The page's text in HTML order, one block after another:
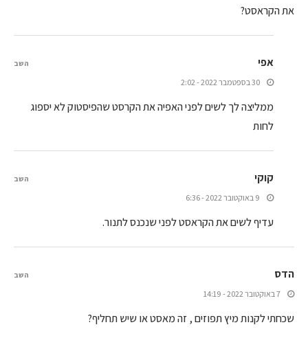
את הקראסט?
אפי
30 בספטמבר 2022 - 2:02
ממליצה לך לשים לפני האפיה את הקרסט שהפיסטוק לא יספוג
לחות
השב
קוקי
9 באוקטובר 2022 - 6:36
עדיף לשים את הקראסט לפני שנכנס לתנור.
השב
הדס
7 באוקטובר 2022 - 14:19
שכחתי לקנות מיץ תפוזים , זה מאסט או שיש תחליף?
השב